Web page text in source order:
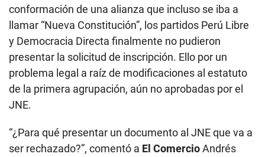
conformación de una alianza que incluso se iba a
llamar “Nueva Constitución”, los partidos Perú Libre
y Democracia Directa finalmente no pudieron
presentar la solicitud de inscripción. Ello por un
problema legal a raíz de modificaciones al estatuto
de la primera agrupación, aún no aprobadas por el
JNE.
“¿Para qué presentar un documento al JNE que va a
ser rechazado?”, comentó a El ComercioAndrés